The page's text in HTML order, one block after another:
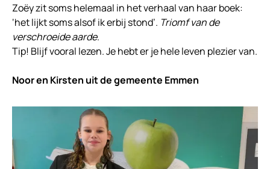
Zoëy zit soms helemaal in het verhaal van haar boek:
‘het lijkt soms alsof ik erbij stond’. Triomf van de
verschroeide aarde.
Tip! Blijf vooral lezen. Je hebt er je hele leven plezier van.
Noor en Kirsten uit de gemeente Emmen